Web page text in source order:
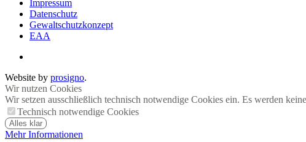
Impressum
Datenschutz
Gewaltschutzkonzept
EAA
Website by prosigno.
Wir nutzen Cookies
Wir setzen ausschließlich technisch notwendige Cookies ein. Es werden
Technisch notwendige Cookies
Alles klar
Mehr Informationen